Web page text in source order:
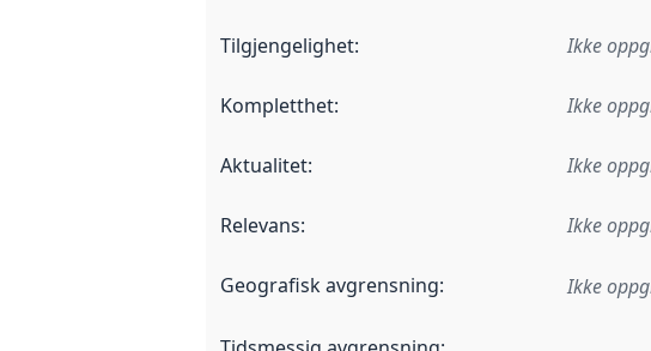
Tilgjengelighet: Ikke
Kompletthet: Ikke
Aktualitet: Ikke
Relevans: Ikke
Geografisk avgrensning: Ikke